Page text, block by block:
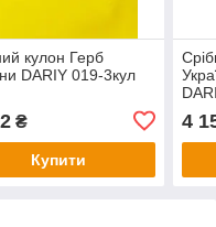
кулон Герб
DARIY 019-3кул
₴
Купити
4